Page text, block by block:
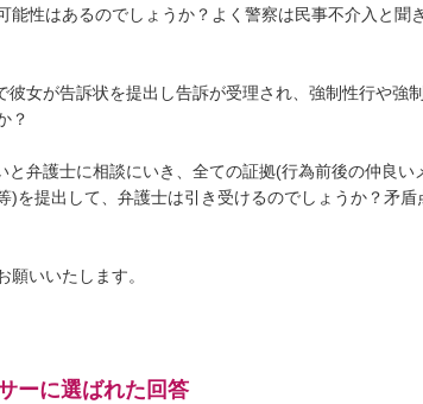
能性はあるのでしょうか？よく警察は民事不介入と聞
彼女が告訴状を提出し告訴が受理され、強制性行や強
？
と弁護士に相談にいき、全ての証拠(行為前後の仲良い
)を提出して、弁護士は引き受けるのでしょうか？矛
願いいたします。
ーに選ばれた回答